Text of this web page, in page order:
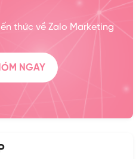
thức về Zalo Marketing
NGAY